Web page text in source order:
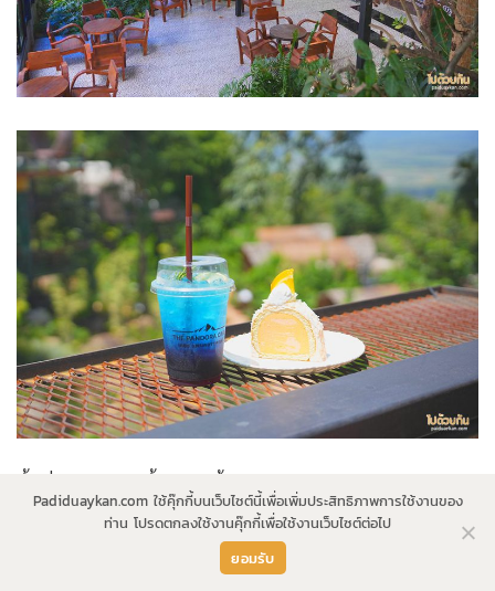
พื้นที่ด้านนอกร้านขึ้นไปบนชั้นสอง คือ ระเบียงและทางเดิน
ลอยฟ้าแบบกระจก เดินไปสุดทางเห็นวิวสวยงาม และยังมีมุมให้
นั่งเล่นในรังนกบาหลี ซึ่งเหมาะสำหรับมานั่งชิลในช่วงเย็น
Padiduaykan.com ใช้คุ๊กกี้บนเว็บไซต์นี้เพื่อเพิ่มประสิทธิภาพการใช้งานของ
ท่าน โปรดตกลงใช้งานคุ๊กกี้เพื่อใช้งานเว็บไซต์ต่อไป
ยอมรับ